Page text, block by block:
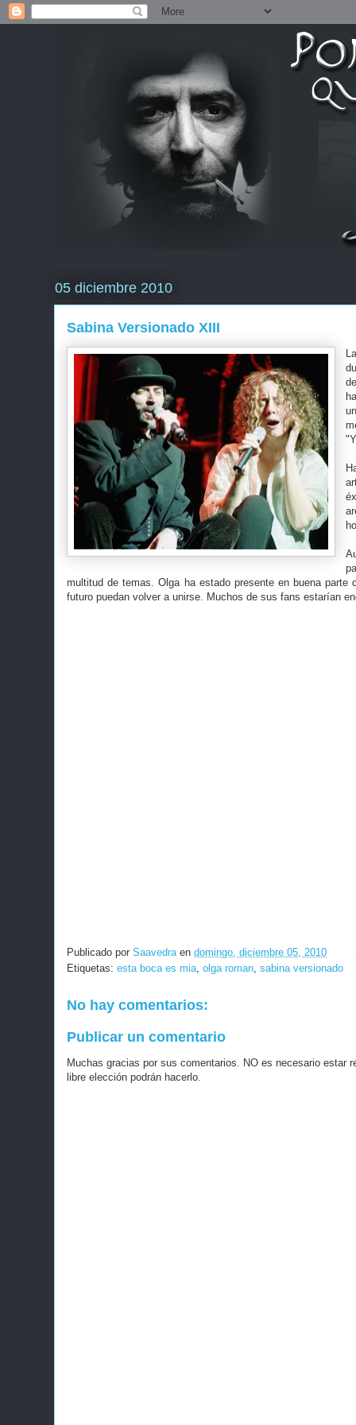
05 diciembre 2010
Sabina Versionado XIII
multitud de temas. Olga ha estado presente en buena
futuro puedan volver a unirse. Muchos de sus fans estarían
Publicado por Saavedra en domingo, diciembre 05, 2010
Etiquetas: esta boca es mia olga roman sabina versionado
No hay comentarios:
Publicar un comentario
Muchas gracias por sus comentarios. NO es necesario estar
libre elección podrán hacerlo.